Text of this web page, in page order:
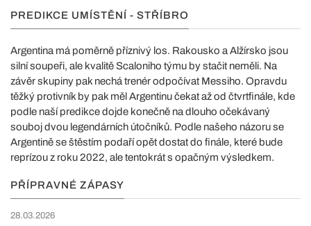
PREDIKCE UMÍSTĚNÍ - STŘÍBRO
Argentina má poměrně příznivý los. Rakousko a Alžírsko jsou
silní soupeři, ale kvalitě Scaloniho týmu by stačit neměli. Na
závěr skupiny pak nechá trenér odpočívat Messiho. Opravdu
těžký protivník by pak měl Argentinu čekat až od čtvrtfinále, kde
podle naší predikce dojde konečně na dlouho očekávaný
souboj dvou legendárních útočníků. Podle našeho názoru se
Argentině se štěstím podaří opět dostat do finále, které bude
reprízou z roku 2022, ale tentokrát s opačným výsledkem.
PŘÍPRAVNÉ ZÁPASY
28.03.2026